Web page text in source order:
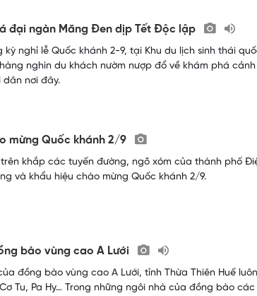
đại ngàn Măng Đen dịp Tết Độc lập
kỳ nghỉ lễ Quốc khánh 2-9, tại Khu du lịch sinh thái
hàng nghìn du khách nườm nượp đổ về khám phá
nơi đây.
mừng Quốc khánh 2/9
trên khắp các tuyến đường, ngõ xóm của thành phố
và khẩu hiệu chào mừng Quốc khánh 2/9.
bào vùng cao A Lưới
đồng bào vùng cao A Lưới, tỉnh Thừa Thiên Huế
Tu, Pa Hy… Trong những ngôi nhà của đồng bào